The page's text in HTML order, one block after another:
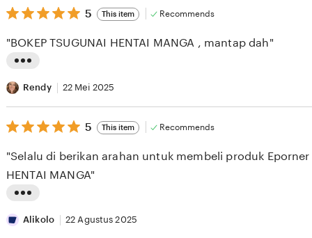
i
w
y
A
S
S
E
K
t
n
r
e
v
e
w
y
5
out
5
stars
5 This item Recommends
i
s
t
n
g
e
"BOKEP TSUGUNAI HENTAI MANGA , mantap dah"
Rendy 22 Mei 2025
5
out
5
stars
5 This item Recommends
i
"Selalu di berikan arahan untuk membeli produk Eporner
HENTAI MANGA"
Alikolo 22 Agustus 2025